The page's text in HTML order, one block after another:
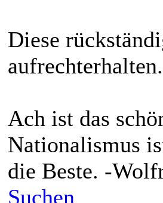
Diese
Ach ist das
Nationalismus
die Beste. -
Suchen